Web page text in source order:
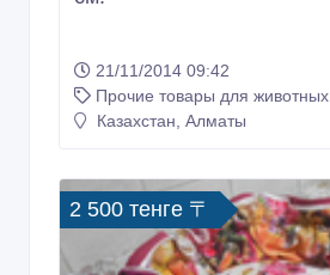
21/11/2014 09:42
Прочие товары для животных
Казахстан, Алматы
2 500 тенге 〒